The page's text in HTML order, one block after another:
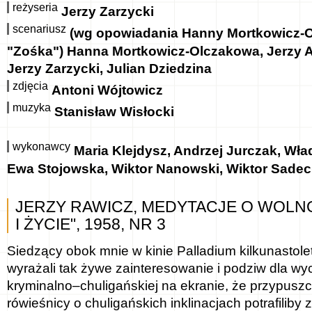
reżyseria Jerzy Zarzycki
scenariusz (wg opowiadania Hanny Mortkowicz-
"Zośka") Hanna Mortkowicz-Olczakowa, Jerzy
Jerzy Zarzycki, Julian Dziedzina
zdjęcia Antoni Wójtowicz
muzyka Stanisław Wisłocki
wykonawcy Maria Klejdysz, Andrzej Jurczak,
Ewa Stojowska, Wiktor Nanowski, Wiktor
JERZY RAWICZ, MEDYTACJE O
I ŻYCIE", 1958, NR 3
Siedzący obok mnie w kinie Palladium
wyrażali tak żywe zainteresowanie i podziw dla
kryminalno–chuligańskiej na ekranie, że
rówieśnicy o chuligańskich inklinacjach potrafiliby